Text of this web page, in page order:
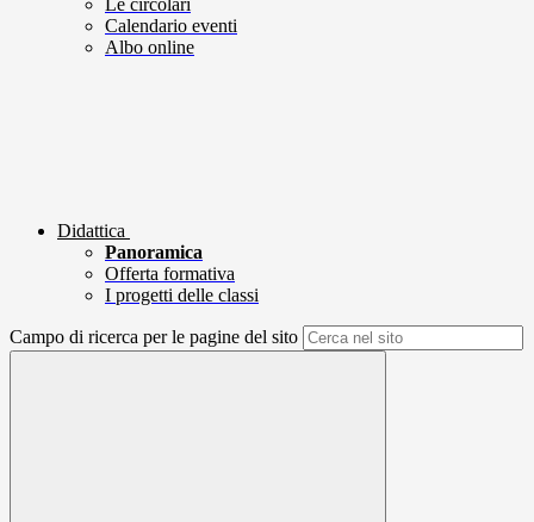
Le circolari
Calendario eventi
Albo online
Didattica
Panoramica
Offerta formativa
I progetti delle classi
Campo di ricerca per le pagine del sito